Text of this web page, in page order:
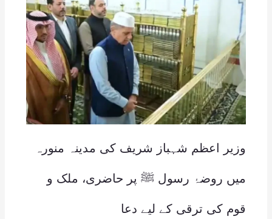
وزیر اعظم شہباز شریف کی مدینہ منورہ
میں روضۂ رسول ﷺ پر حاضری، ملک و
قوم کی ترقی کے لیے دعا